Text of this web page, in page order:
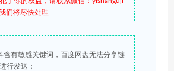
们将尽快处理
含有敏感关键词，百度网盘无法分享链
行发送；